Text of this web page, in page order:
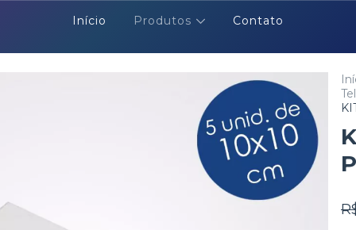
Início Produtos Contato